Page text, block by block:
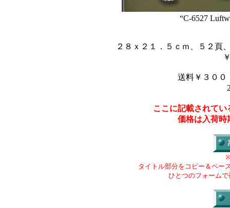
“C-6527
２８ｘ２１．５ｃｍ、５２頁
送料￥３００
ここに記載されて
価格は入荷時
タイトル部分をコピー＆ペー
ひとつのフォーム